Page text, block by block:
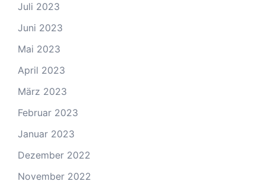
Juli 2023
Juni 2023
Mai 2023
April 2023
März 2023
Februar 2023
Januar 2023
Dezember 2022
November 2022